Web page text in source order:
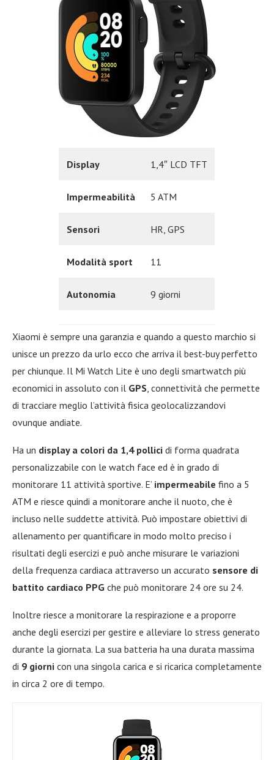
Display 1,4″ LCD TFT
Impermeabilità 5 ATM
Sensori HR, GPS
Modalità sport 11
Autonomia 9 giorni
Xiaomi è sempre una garanzia e quando a questo marchio si
unisce un prezzo da urlo ecco che arriva il best-buy perfetto
per chiunque. Il Mi Watch Lite è uno degli smartwatch più
economici in assoluto con il GPS , connettività che permette
di tracciare meglio l’attività fisica geolocalizzandovi
ovunque andiate.
Ha un display a colori da 1,4 pollici di forma quadrata
personalizzabile con le watch face ed è in grado di
monitorare 11 attività sportive. E’ impermeabile fino a 5
ATM e riesce quindi a monitorare anche il nuoto, che è
incluso nelle suddette attività. Può impostare obiettivi di
allenamento per quantificare in modo molto preciso i
risultati degli esercizi e può anche misurare le variazioni
della frequenza cardiaca attraverso un accurato sensore di
battito cardiaco PPG che può monitorare 24 ore su 24.
Inoltre riesce a monitorare la respirazione e a proporre
anche degli esercizi per gestire e alleviare lo stress generato
durante la giornata. La sua batteria ha una durata massima
di 9 giorni con una singola carica e si ricarica completamente
in circa 2 ore di tempo.